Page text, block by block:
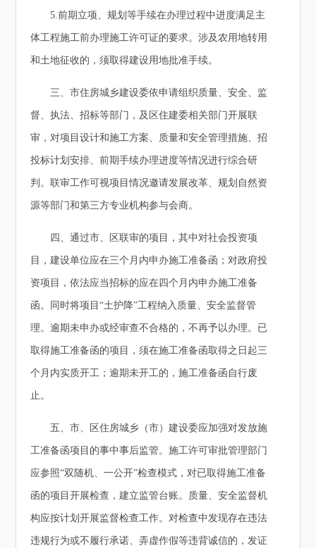
5.前期立项、规划等手续在办理过程中进度满足主
体工程施工前办理施工许可证的要求。涉及农用地转用
和土地征收的，须取得建设用地批准手续。
三、市住房城乡建设委依申请组织质量、安全、监
督、执法、招标等部门，及区住建委相关部门开展联
审，对项目设计和施工方案、质量和安全管理措施、招
投标计划安排、前期手续办理进度等情况进行综合研
判。联审工作可视项目情况邀请发展改革、规划自然资
源等部门和第三方专业机构参与会商。
四、通过市、区联审的项目，其中对社会投资项
目，建设单位应在三个月内申办施工准备函；对政府投
资项目，依法应当招标的应在四个月内申办施工准备
函。同时将项目“土护降”工程纳入质量、安全监督管
理。逾期未申办或经审查不合格的，不再予以办理。已
取得施工准备函的项目，须在施工准备函取得之日起三
个月内实质开工；逾期未开工的，施工准备函自行废
止。
五、市、区住房城乡（市）建设委应加强对发放施
工准备函项目的事中事后监管。施工许可审批管理部门
应参照“双随机、一公开”检查模式，对已取得施工准备
函的项目开展检查，建立监管台账。质量、安全监督机
构应按计划开展监督检查工作。对检查中发现存在违法
违规行为或不履行承诺、弄虚作假等违背诚信的，发证